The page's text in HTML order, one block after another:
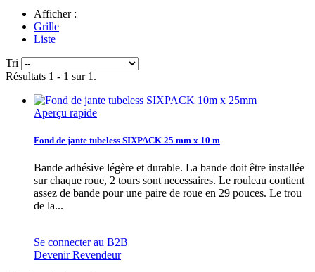
Afficher :
Grille
Liste
Tri
Résultats 1 - 1 sur 1.
Aperçu rapide
Fond de jante tubeless SIXPACK 25 mm x 10 m
Bande adhésive légère et durable. La bande doit être installée
sur chaque roue, 2 tours sont necessaires. Le rouleau contient
assez de bande pour une paire de roue en 29 pouces. Le trou
de la...
Se connecter au B2B
Devenir Revendeur